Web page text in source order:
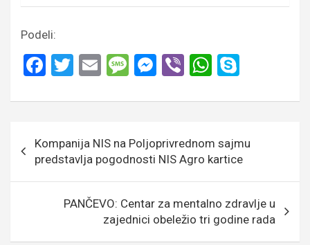
Podeli:
F
ce
o
o
T
tt
E
ail
M
s
g
e
M
se
g
er
Vi
er
W
at
A
p
p
p
чланка
Kompanija NIS na Poljoprivrednom sajmu
predstavlja pogodnosti NIS Agro kartice
PANČEVO: Centar za mentalno zdravlje u
zajednici obeležio tri godine rada